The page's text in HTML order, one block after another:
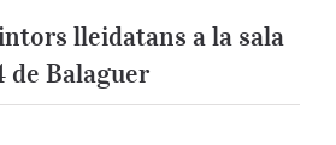
lleidatans a la sala
de Balaguer